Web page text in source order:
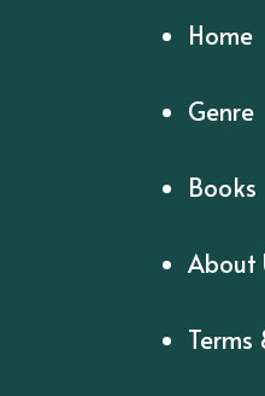
Home
Genre
Books
About
Terms